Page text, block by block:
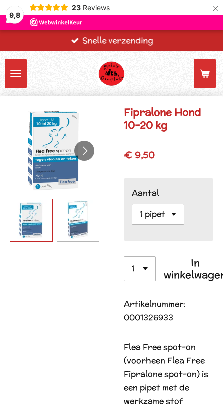
9,8
23 Reviews ×
Snelle verzending
Fipralone Hond
10-20 kg
€ 9,50
Aantal
In
Artikelnummer:
0001326933
Flea Free spot-on
(voorheen Flea Free
Fipralone spot-on) is
een pipet met de
werkzame stof